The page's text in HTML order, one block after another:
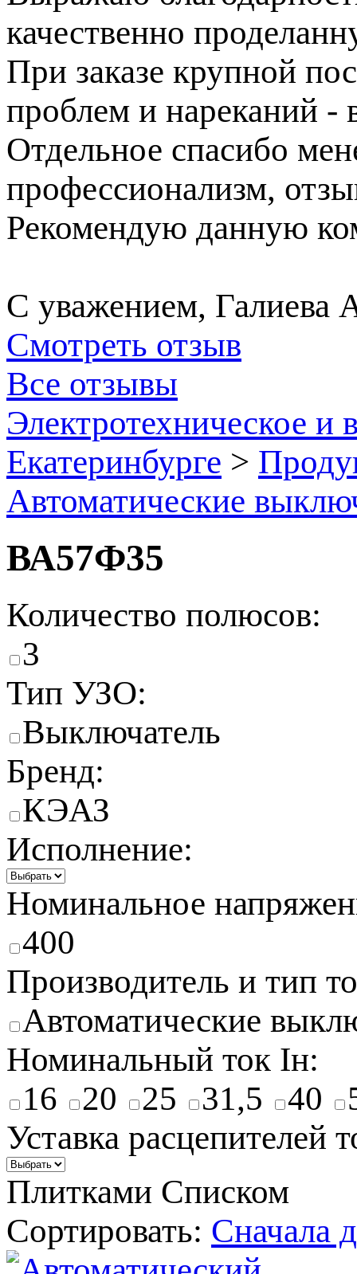
качественно
При заказе крупной
проблем и нареканий -
Отдельное спасибо
профессионализм,
Рекомендую данную
С уважением, Галиева
Смотреть отзыв
Все отзывы
Электротехническое и
Екатеринбурге >
Автоматические
ВА57Ф35
Количество полюсов:
3
Тип УЗО:
Выключатель
Бренд:
КЭАЗ
Исполнение:
Номинальное
400
Производитель и тип
Автоматические
Номинальный ток Iн:
16
20 25 31,5 40
Уставка расцепителей
Плитками Списком
Сортировать: Cначала